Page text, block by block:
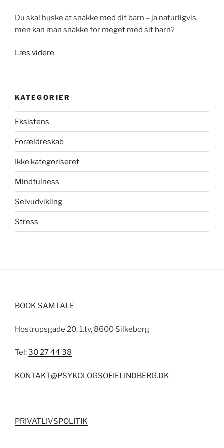
Du skal huske at snakke med dit barn – ja naturligvis,
men kan man snakke for meget med sit barn?
Læs videre
KATEGORIER
Eksistens
Forældreskab
Ikke kategoriseret
Mindfulness
Selvudvikling
Stress
BOOK SAMTALE
Hostrupsgade 20, 1.tv, 8600 Silkeborg
Tel:30 27 44 38
KONTAKT@PSYKOLOGSOFIELINDBERG.DK
PRIVATLIVSPOLITIK